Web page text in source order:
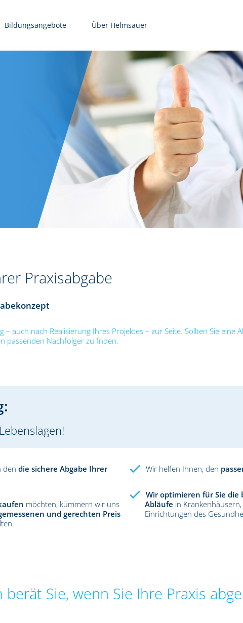
Bildungsangebote Über Helmsauer
Praxisabgabe
auch nach Realisierung Ihres Projektes – zur Seite. Sollten Sie eine
passenden Nachfolger zu fnden.
den die sichere Abgabe Ihrer
möchten, kümmern wir uns
und gerechten Preis
Wir helfen Ihnen, den
Wir optimieren für Sie
Abläufe in
Einrichtungen des
Sie, wenn Sie Ihre Praxis